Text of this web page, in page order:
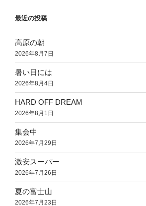
最近の投稿
高原の朝
2026年8月7日
暑い日には
2026年8月4日
HARD OFF DREAM
2026年8月1日
集会中
2026年7月29日
激安スーパー
2026年7月26日
夏の富士山
2026年7月23日